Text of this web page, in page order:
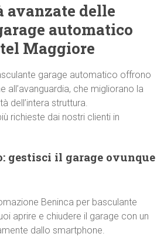
delle
automatico
Maggiore
garage automatico offrono
all’avanguardia, che migliorano la
dell’intera struttura.
richieste dai nostri clienti in
gestisci il garage ovunque
Beninca per basculante
aprire e chiudere il garage con un
dallo smartphone.